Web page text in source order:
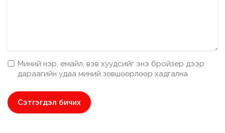
Миний нэр, емайл, вэв хуудсийг энэ бройзер дээр
дараагийн удаа миний зөвшөөрлөөр хадгална